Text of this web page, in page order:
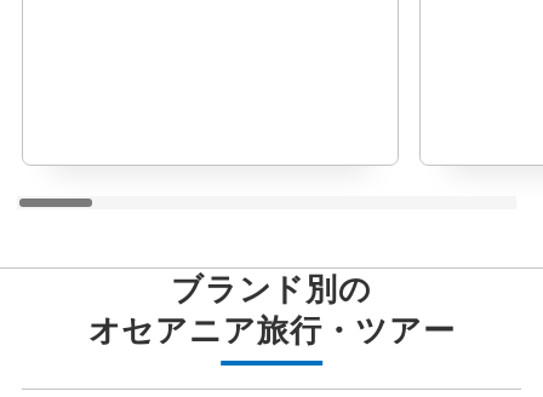
ブランド別の
オセアニア旅行・ツアー